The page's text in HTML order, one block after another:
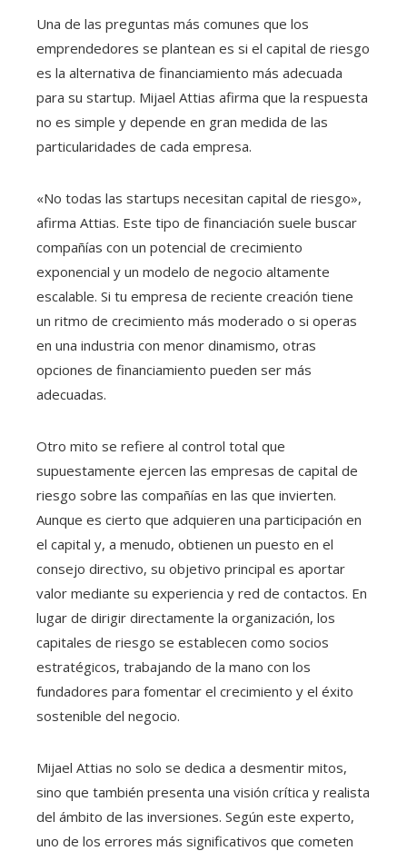
Una de las preguntas más comunes que los
emprendedores se plantean es si el capital de riesgo
es la alternativa de financiamiento más adecuada
para su startup. Mijael Attias afirma que la respuesta
no es simple y depende en gran medida de las
particularidades de cada empresa.
«No todas las startups necesitan capital de riesgo»,
afirma Attias. Este tipo de financiación suele buscar
compañías con un potencial de crecimiento
exponencial y un modelo de negocio altamente
escalable. Si tu empresa de reciente creación tiene
un ritmo de crecimiento más moderado o si operas
en una industria con menor dinamismo, otras
opciones de financiamiento pueden ser más
adecuadas.
Otro mito se refiere al control total que
supuestamente ejercen las empresas de capital de
riesgo sobre las compañías en las que invierten.
Aunque es cierto que adquieren una participación en
el capital y, a menudo, obtienen un puesto en el
consejo directivo, su objetivo principal es aportar
valor mediante su experiencia y red de contactos. En
lugar de dirigir directamente la organización, los
capitales de riesgo se establecen como socios
estratégicos, trabajando de la mano con los
fundadores para fomentar el crecimiento y el éxito
sostenible del negocio.
Mijael Attias no solo se dedica a desmentir mitos,
sino que también presenta una visión crítica y realista
del ámbito de las inversiones. Según este experto,
uno de los errores más significativos que cometen